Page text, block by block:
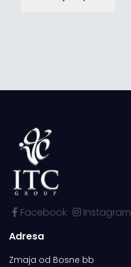
Facebook Instagram
Adresa
Zmaja od Bosne bb